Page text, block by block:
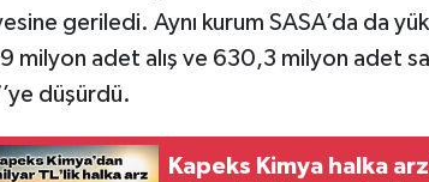
geriledi. Aynı kurum SASA’da da
milyon adet alış ve 630,3 milyon adet
düşürdü.
Kapeks Kimya halka